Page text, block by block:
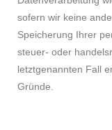
sofern wir keine
Speicherung Ihrer
steuer- oder
letztgenannten Fall
Gründe.